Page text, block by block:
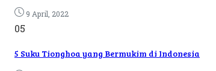
9 April, 2022
05
5 Suku Tionghoa yang Bermukim di Indonesia